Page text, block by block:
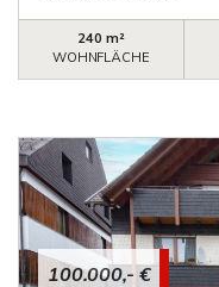
240 m²
WOHNFLÄCHE
100.000,- €